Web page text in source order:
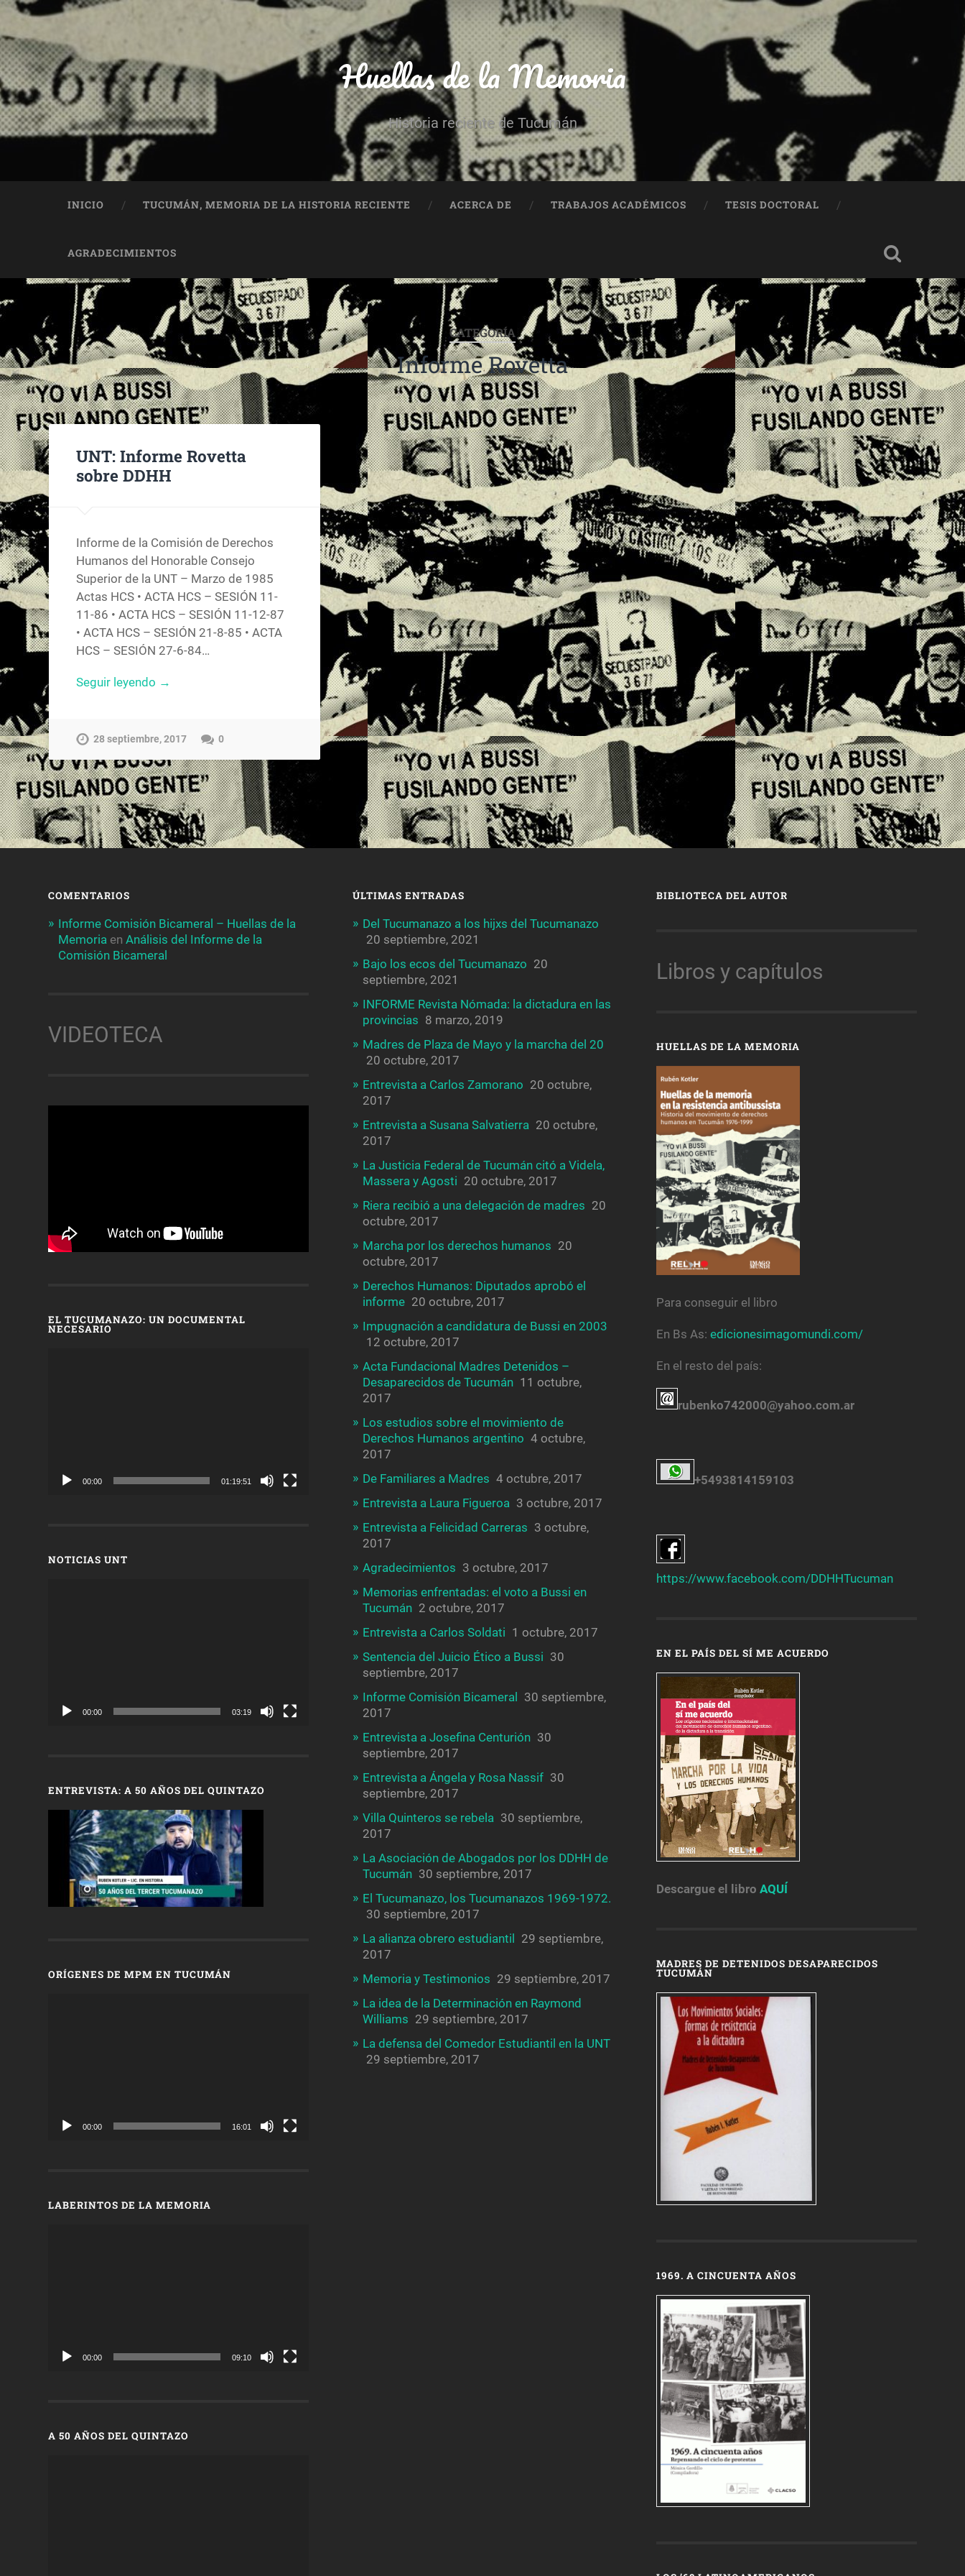
Huellas de la Memoria
Historia reciente de Tucumán
INICIO TUCUMÁN, MEMORIA DE LA HISTORIA RECIENTE ACERCA DE TRABAJOS ACADÉMICOS TESIS DOCTORAL
AGRADECIMIENTOS
CATEGORÍA
Informe Rovetta
UNT: Informe Rovetta
sobre DDHH
Informe de la Comisión de Derechos
Humanos del Honorable Consejo
Superior de la UNT – Marzo de 1985
Actas HCS • ACTA HCS – SESIÓN 11-
11-86 • ACTA HCS – SESIÓN 11-12-87
• ACTA HCS – SESIÓN 21-8-85 • ACTA
HCS – SESIÓN 27-6-84…
Seguir leyendo →
28 septiembre, 2017 0
COMENTARIOS
Informe Comisión Bicameral – Huellas de la
Memoria enAnálisis del Informe de la
Comisión Bicameral
VIDEOTECA
EL TUCUMANAZO: UN DOCUMENTAL
NECESARIO
00:00 01:19:51
NOTICIAS UNT
00:00 03:19
ENTREVISTA: A 50 AÑOS DEL QUINTAZO
ORÍGENES DE MPM EN TUCUMÁN
00:00 16:01
LABERINTOS DE LA MEMORIA
00:00 09:10
A 50 AÑOS DEL QUINTAZO
ÚLTIMAS ENTRADAS
Del Tucumanazo a los hijxs del Tucumanazo
20 septiembre, 2021
Bajo los ecos del Tucumanazo 20
septiembre, 2021
INFORME Revista Nómada: la dictadura en las
provincias 8 marzo, 2019
Madres de Plaza de Mayo y la marcha del 20
20 octubre, 2017
Entrevista a Carlos Zamorano 20 octubre,
2017
Entrevista a Susana Salvatierra 20 octubre,
2017
La Justicia Federal de Tucumán citó a Videla,
Massera y Agosti 20 octubre, 2017
Riera recibió a una delegación de madres 20
octubre, 2017
Marcha por los derechos humanos 20
octubre, 2017
Derechos Humanos: Diputados aprobó el
informe 20 octubre, 2017
Impugnación a candidatura de Bussi en 2003
12 octubre, 2017
Acta Fundacional Madres Detenidos –
Desaparecidos de Tucumán 11 octubre,
2017
Los estudios sobre el movimiento de
Derechos Humanos argentino 4 octubre,
2017
De Familiares a Madres 4 octubre, 2017
Entrevista a Laura Figueroa 3 octubre, 2017
Entrevista a Felicidad Carreras 3 octubre,
2017
Agradecimientos 3 octubre, 2017
Memorias enfrentadas: el voto a Bussi en
Tucumán 2 octubre, 2017
Entrevista a Carlos Soldati 1 octubre, 2017
Sentencia del Juicio Ético a Bussi 30
septiembre, 2017
Informe Comisión Bicameral
30 septiembre,
2017
Entrevista a Josefina Centurión 30
septiembre, 2017
Entrevista a Ángela y Rosa Nassif 30
septiembre, 2017
Villa Quinteros se rebela 30 septiembre,
2017
La Asociación de Abogados por los DDHH de
Tucumán 30 septiembre, 2017
El Tucumanazo, los Tucumanazos 1969-1972.
30 septiembre, 2017
La alianza obrero estudiantil
29 septiembre,
2017
Memoria y Testimonios 29 septiembre, 2017
La idea de la Determinación en Raymond
Williams 29 septiembre, 2017
La defensa del Comedor Estudiantil en la UNT
29 septiembre, 2017
BIBLIOTECA DEL AUTOR
Libros y capítulos
HUELLAS DE LA MEMORIA
Para conseguir el libro
En Bs As: edicionesimagomundi.com/
En el resto del país:
rubenko742000@yahoo.com.ar
+5493814159103
https://www.facebook.com/DDHHTucuman
EN EL PAÍS DEL SÍ ME ACUERDO
Descargue el libro AQUÍ
MADRES DE DETENIDOS DESAPARECIDOS
TUCUMÁN
1969. A CINCUENTA AÑOS